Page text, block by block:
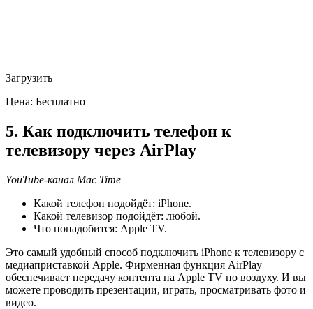
Загрузить
Цена: Бесплатно
5. Как подключить телефон к
телевизору через AirPlay
YouTube-канал Mac Time
Какой телефон подойдёт: iPhone.
Какой телевизор подойдёт: любой.
Что понадобится: Apple TV.
Это самый удобный способ подключить iPhone к телевизору с
медиаприставкой Apple. Фирменная функция AirPlay
обеспечивает передачу контента на Apple TV по воздуху. И вы
можете проводить презентации, играть, просматривать фото и
видео.